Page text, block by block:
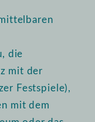
die
mit der
Festspiele),
mit dem